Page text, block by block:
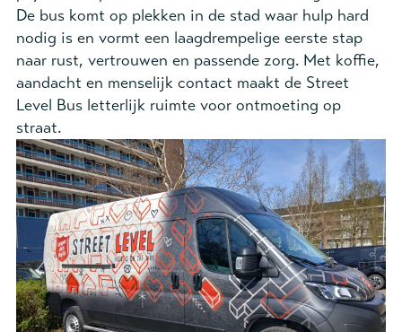
De bus komt op plekken in de stad waar hulp hard
nodig is en vormt een laagdrempelige eerste stap
naar rust, vertrouwen en passende zorg. Met koffie,
aandacht en menselijk contact maakt de Street
Level Bus letterlijk ruimte voor ontmoeting op
straat.